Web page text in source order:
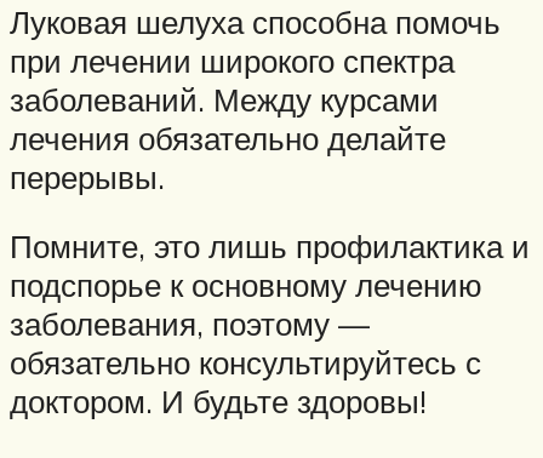
Луковая шелуха способна помочь
при лечении широкого спектра
заболеваний. Между курсами
лечения обязательно делайте
перерывы.
Помните, это лишь профилактика и
подспорье к основному лечению
заболевания, поэтому —
обязательно консультируйтесь с
доктором. И будьте здоровы!